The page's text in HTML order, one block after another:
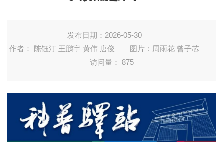
发布日期：2026-05-30
作者： 陈钰汀 王鹏宇 黄伟 唐俊
图片：周雨花 曾子芯
访问量： 875